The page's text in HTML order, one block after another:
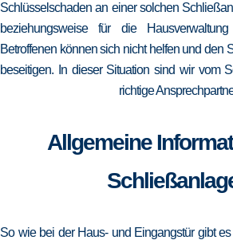
Schlüsselschaden an einer solchen
beziehungsweise für die
Betroffenen können sich nicht helfen und den
beseitigen. In dieser Situation sind wir vom
richtige
Allgemeine
So wie bei der Haus- und Eingangstür gibt